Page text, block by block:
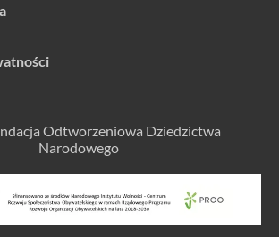
Odtworzeniowa Dziedzictwa
Narodowego